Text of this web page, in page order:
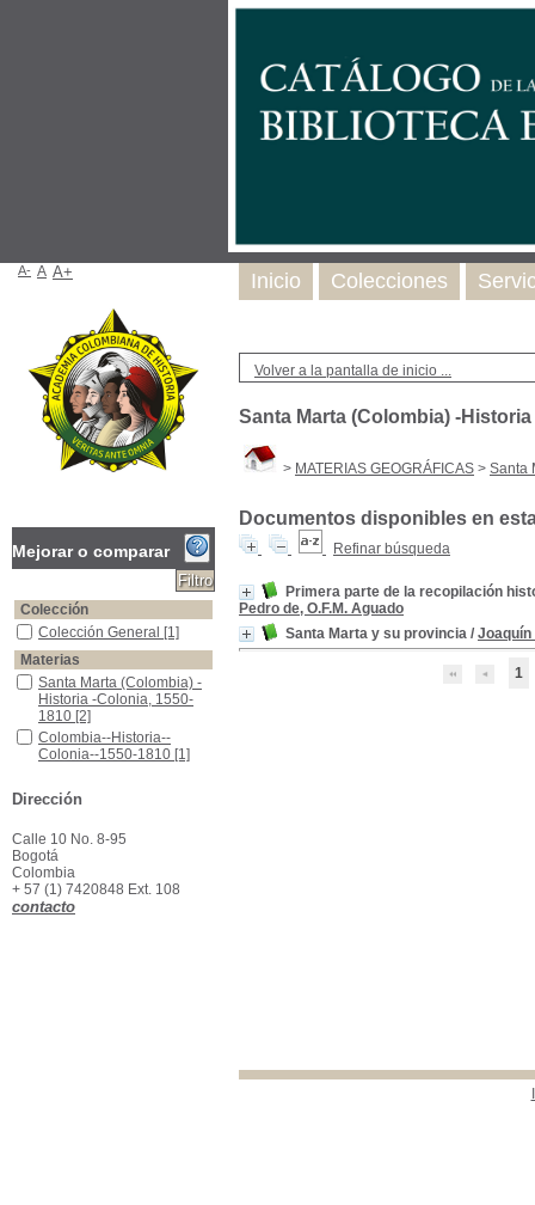
Volver a la pantalla de inicio ...
Santa Marta (Colombia) -
> MATERIAS GEOGRÁFICAS > Santa
Documentos disponibles en
Refinar búsqueda
Primera parte de la recopilación
Pedro de, O.F.M. Aguado
Santa Marta y su provincia / Joaquín
1
Inicio Colecciones
A- A A+
Mejorar o comparar
Colección
Colección General
Colección General [1]
Materias
Santa Marta (Colombia) -Historia -Colonia, 1550-1810
Santa Marta (Colombia) -
Historia -Colonia, 1550-
1810 [2]
Colombia--Historia--Colonia--1550-1810
Colombia--Historia--
Colonia--1550-1810 [1]
Colombia
Geografía - Historia -
Siglos, XV -XX
Dirección
Calle 10 No. 8-95
Bogotá
Colombia
+ 57 (1) 7420848 Ext. 108
contacto